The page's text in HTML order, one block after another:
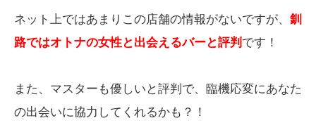
ネット上ではあまりこの店舗の情報がないですが、 釧
路ではオトナの女性と出会えるバーと評判 です！
また、マスターも優しいと評判で、臨機応変にあなた
の出会いに協力してくれるかも？！